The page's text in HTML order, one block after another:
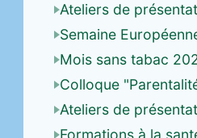
Ateliers de
Semaine
Mois sans tabac
Colloque
Ateliers de
Formations à la